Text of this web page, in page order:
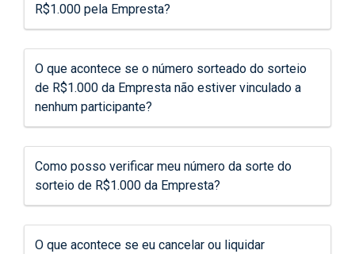
R$1.000 pela Empresta?
O que acontece se o número sorteado do sorteio
de R$1.000 da Empresta não estiver vinculado a
nenhum participante?
Como posso verificar meu número da sorte do
sorteio de R$1.000 da Empresta?
O que acontece se eu cancelar ou liquidar